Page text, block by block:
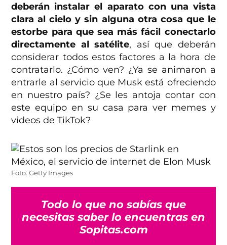
deberán instalar el aparato con una vista
clara al cielo y sin alguna otra cosa que le
estorbe para que sea más fácil conectarlo
directamente al satélite, así que deberán
considerar todos estos factores a la hora de
contratarlo. ¿Cómo ven? ¿Ya se animaron a
entrarle al servicio que Musk está ofreciendo
en nuestro país? ¿Se les antoja contar con
este equipo en su casa para ver memes y
videos de TikTok?
Foto: Getty Images
Todo lo que no sabías que
necesitas saber lo encuentras en
Sopitas.com